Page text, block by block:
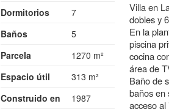
Dormitorios
7
Baños
5
Parcela
1270 m²
Espacio útil
313 m²
Construido en
1987
Villa en
dobles y
En la
piscina
cocina
área de
Baño de
baños en
acceso